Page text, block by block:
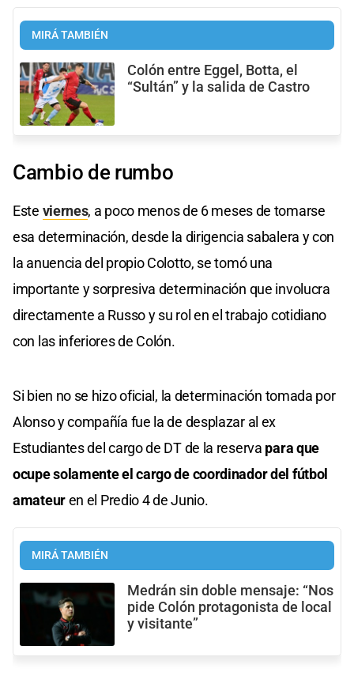
MIRÁ TAMBIÉN
Colón entre Eggel, Botta, el
“Sultán” y la salida de Castro
Cambio de rumbo
Este viernes, a poco menos de 6 meses de tomarse
esa determinación, desde la dirigencia sabalera y con
la anuencia del propio Colotto, se tomó una
importante y sorpresiva determinación que involucra
directamente a Russo y su rol en el trabajo cotidiano
con las inferiores de Colón.
Si bien no se hizo oficial, la determinación tomada por
Alonso y compañía fue la de desplazar al ex
Estudiantes del cargo de DT de la reserva para que
ocupe solamente el cargo de coordinador del fútbol
amateuren el Predio 4 de Junio.
MIRÁ TAMBIÉN
Medrán sin doble mensaje: “Nos
pide Colón protagonista de local
y visitante”